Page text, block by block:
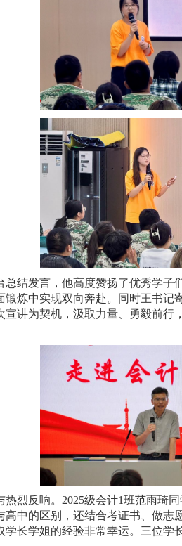
结发言，他高度赞扬了优秀学
炼中实现双向奔赴。同时王书记
讲为契机，汲取力量、勇毅前
烈反响。 2025级会计1班范雨琦
中的区别，还结合考证书、做志
长学姐的经验非常幸运。三位学